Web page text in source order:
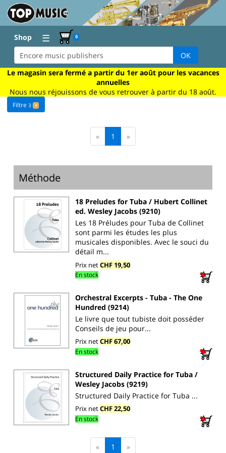
Shop ☰ 0
OK
Le magasin sera fermé a partir du 1er août pour les vacances
annuelles
Nous nous réjouissons de vous retrouver à partir du 18 août.
Filtre3 +
« 1 »
Méthode
18 Preludes for Tuba / Hubert Collinet
ed. Wesley Jacobs (9210)
Les 18 Préludes pour Tuba de Collinet
sont parmi les études les plus
musicales disponibles. Avec le souci du
détail m...
Prix netCHF 19,50
En stock
Orchestral Excerpts - Tuba - The One
Hundred (9214)
Le livre que tout tubiste doit posséder
Conseils de jeu pour...
Prix netCHF 67,00
En stock
Structured Daily Practice for Tuba /
Wesley Jacobs (9219)
Structured Daily Practice for Tuba ...
Prix netCHF 22,50
En stock
« 1 »